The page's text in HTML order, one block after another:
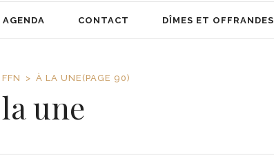
NOTRE ÉQUIPE
AGENDA CONTACT DÎMES ET OFFRANDES
À LA UNE (PAGE 90)
une